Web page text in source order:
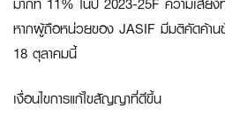
หากผู้ถือหน่วยของ JASIF มีมติคัดค้าน
18 ตุลาคมนี้
เงื่อนไขการแก้ไขสัญญาที่ดีขึ้น